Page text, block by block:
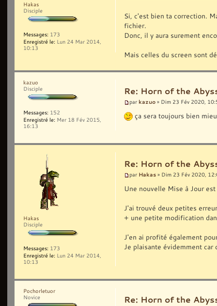
Si, c'est bien ta correction.
fichier.
Donc, il y aura surement
Mais celles du screen sont
Hakas
Disciple
Messages: 173
Enregistré le: Lun 24 Mar 2014,
10:13
Re: Horn of the
par kazuo » Dim 23 Fév 2020,
ça sera toujours bien
kazuo
Disciple
Messages: 152
Enregistré le: Mer 18 Fév 2015,
16:13
Re: Horn of the
par Hakas » Dim 23 Fév 2020,
Une nouvelle Mise à Jour
J'ai trouvé deux petites
+ une petite modification
J'en ai profité également
Je plaisante évidemment
Hakas
Disciple
Messages: 173
Enregistré le: Lun 24 Mar 2014,
10:13
Re: Horn of the
Pochorletuor
Novice